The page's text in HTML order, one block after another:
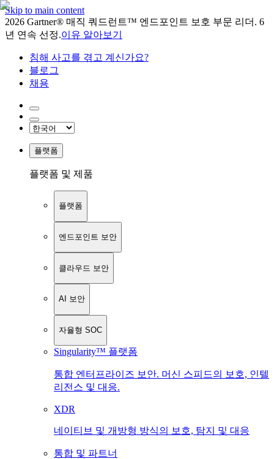
Skip to main content
2026 Gartner® 매직 쿼드런트™ 엔드포인트 보호 부문 리더. 6
년 연속 선정.이유 알아보기
침해 사고를 겪고 계신가요?
블로그
채용
플랫폼
플랫폼 및 제품
플랫폼
엔드포인트 보안
클라우드 보안
AI 보안
자율형 SOC
Singularity™ 플랫폼
통합 엔터프라이즈 보안. 머신 스피드의 보호, 인텔
리전스 및 대응.
XDR
네이티브 및 개방형 방식의 보호, 탐지 및 대응
통합 및 파트너